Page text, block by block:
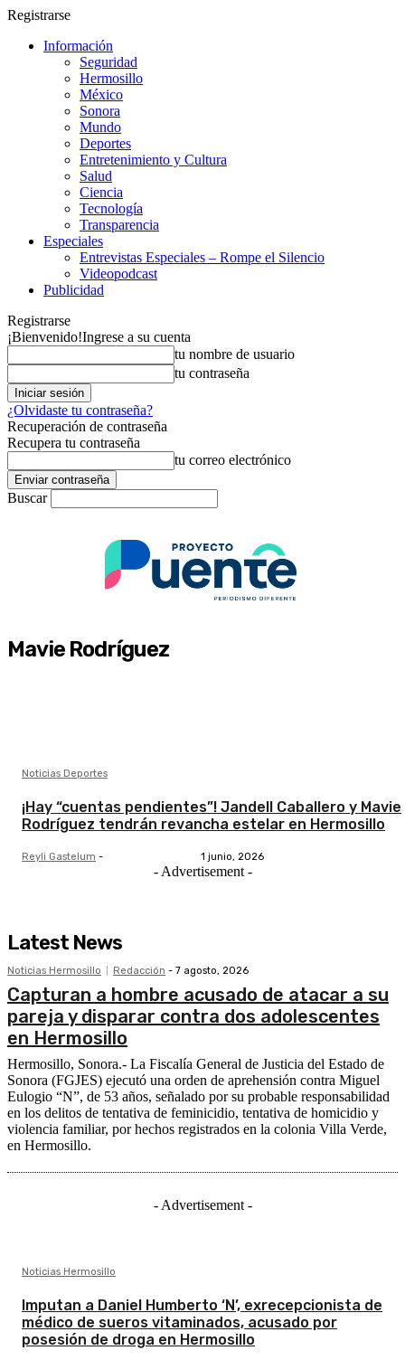
Registrarse
Información
Seguridad
Hermosillo
México
Sonora
Mundo
Deportes
Entretenimiento y Cultura
Salud
Ciencia
Tecnología
Transparencia
Especiales
Entrevistas Especiales – Rompe el Silencio
Videopodcast
Publicidad
Registrarse
¡Bienvenido!Ingrese a su cuenta
tu nombre de usuario
tu contraseña
¿Olvidaste tu contraseña?
Recuperación de contraseña
Recupera tu contraseña
tu correo electrónico
Buscar
Mavie Rodríguez
Noticias Deportes
¡Hay “cuentas pendientes”! Jandell Caballero y Mavie
Rodríguez tendrán revancha estelar en Hermosillo
Reyli Gastelum - 1 junio, 2026
- Advertisement -
Latest News
Noticias Hermosillo Redacción - 7 agosto, 2026
Capturan a hombre acusado de atacar a su
pareja y disparar contra dos adolescentes
en Hermosillo
Hermosillo, Sonora.- La Fiscalía General de Justicia del Estado de
Sonora (FGJES) ejecutó una orden de aprehensión contra Miguel
Eulogio “N”, de 53 años, señalado por su probable responsabilidad
en los delitos de tentativa de feminicidio, tentativa de homicidio y
violencia familiar, por hechos registrados en la colonia Villa Verde,
en Hermosillo.
- Advertisement -
Noticias Hermosillo
Imputan a Daniel Humberto ‘N’, exrecepcionista de
médico de sueros vitaminados, acusado por
posesión de droga en Hermosillo